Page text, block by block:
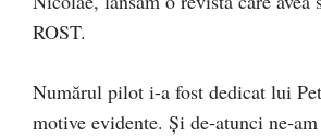
ROST.
Numărul pilot i-a fost dedicat lui
motive evidente. Și de-atunci ne-